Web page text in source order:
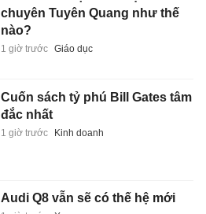
chuyên Tuyên Quang như thế
nào?
1 giờ trước Giáo dục
Cuốn sách tỷ phú Bill Gates tâm
đắc nhất
1 giờ trước Kinh doanh
Audi Q8 vẫn sẽ có thế hệ mới